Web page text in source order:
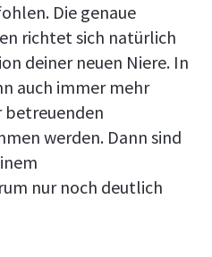
Die genaue
richtet sich natürlich
deiner neuen Niere. In
auch immer mehr
betreuenden
werden. Dann sind
nur noch deutlich